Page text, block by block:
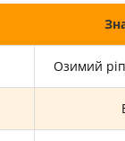
Озимий